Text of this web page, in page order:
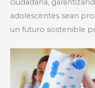
ciudadana,
adolescentes sean
un futuro sostenible